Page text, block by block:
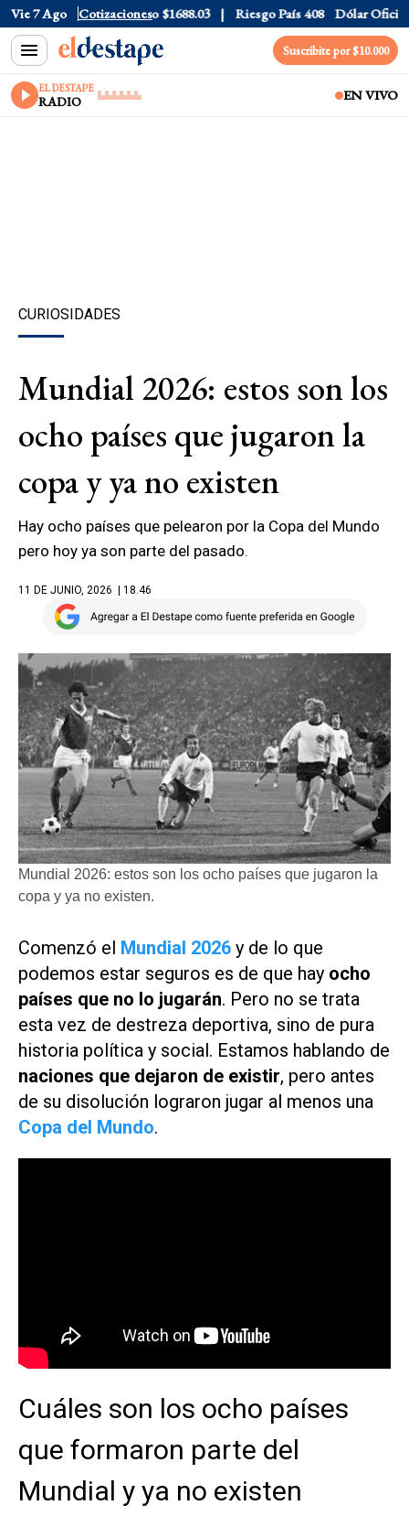
Vie 7 Ago Cotizaciones
CCL $1577.3 Euro $1688.03 Riesgo País 408 Dólar Oficial
Suscribite por $10.000
EL DESTAPE
RADIO EN VIVO
CURIOSIDADES
Mundial 2026: estos son los
ocho países que jugaron la
copa y ya no existen
Hay ocho países que pelearon por la Copa del Mundo
pero hoy ya son parte del pasado.
11 DE JUNIO, 2026 | 18.46
Mundial 2026: estos son los ocho países que jugaron la
copa y ya no existen.
Comenzó el Mundial 2026 y de lo que
podemos estar seguros es de que hay ocho
países que no lo jugarán. Pero no se trata
esta vez de destreza deportiva, sino de pura
historia política y social. Estamos hablando de
naciones que dejaron de existir, pero antes
de su disolución lograron jugar al menos una
Copa del Mundo.
Cuáles son los ocho países
que formaron parte del
Mundial y ya no existen